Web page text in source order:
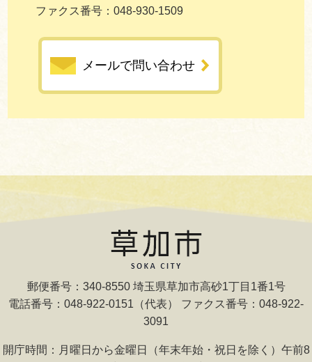
ファクス番号：048-930-1509
メールで問い合わせ
郵便番号：340-8550 埼玉県草加市高砂1丁目1番1号
電話番号：048-922-0151（代表） ファクス番号：048-922-
3091
開庁時間：月曜日から金曜日（年末年始・祝日を除く）午前8